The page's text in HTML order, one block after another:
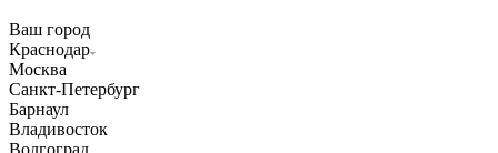
Ваш город
Краснодар
Москва
Санкт-Петербург
Барнаул
Владивосток